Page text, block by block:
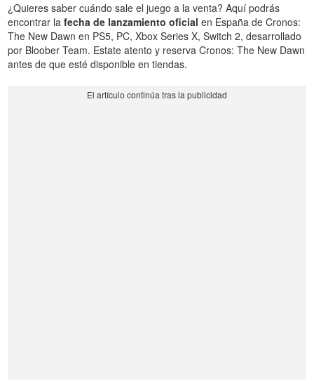
¿Quieres saber cuándo sale el juego a la venta? Aquí podrás
encontrar lafecha de lanzamiento oficial en España de Cronos:
The New Dawn en PS5, PC, Xbox Series X, Switch 2, desarrollado
por Bloober Team. Estate atento y reserva Cronos: The New Dawn
antes de que esté disponible en tiendas.